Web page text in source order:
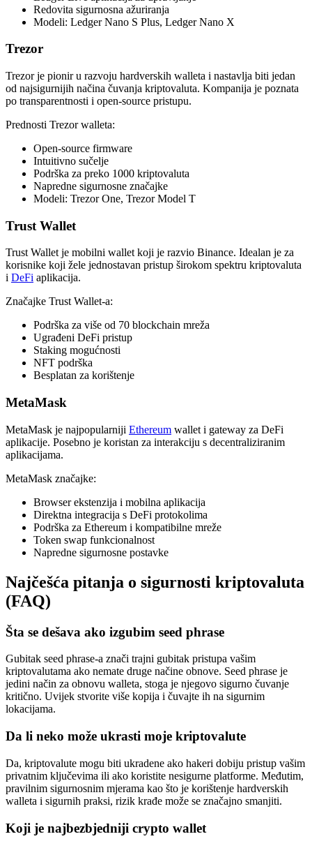
Redovita sigurnosna ažuriranja
Modeli: Ledger Nano S Plus, Ledger Nano X
Trezor
Trezor je pionir u razvoju hardverskih walleta i nastavlja biti jedan
od najsigurnijih načina čuvanja kriptovaluta. Kompanija je poznata
po transparentnosti i open-source pristupu.
Prednosti Trezor walleta:
Open-source firmware
Intuitivno sučelje
Podrška za preko 1000 kriptovaluta
Napredne sigurnosne značajke
Modeli: Trezor One, Trezor Model T
Trust Wallet
Trust Wallet je mobilni wallet koji je razvio Binance. Idealan je za
korisnike koji žele jednostavan pristup širokom spektru kriptovaluta
i DeFi aplikacija.
Značajke Trust Wallet-a:
Podrška za više od 70 blockchain mreža
Ugrađeni DeFi pristup
Staking mogućnosti
NFT podrška
Besplatan za korištenje
MetaMask
MetaMask je najpopularniji Ethereum wallet i gateway za DeFi
aplikacije. Posebno je koristan za interakciju s decentraliziranim
aplikacijama.
MetaMask značajke:
Browser ekstenzija i mobilna aplikacija
Direktna integracija s DeFi protokolima
Podrška za Ethereum i kompatibilne mreže
Token swap funkcionalnost
Napredne sigurnosne postavke
Najčešća pitanja o sigurnosti kriptovaluta
(FAQ)
Šta se dešava ako izgubim seed phrase
Gubitak seed phrase-a znači trajni gubitak pristupa vašim
kriptovalutama ako nemate druge načine obnove. Seed phrase je
jedini način za obnovu walleta, stoga je njegovo sigurno čuvanje
kritično. Uvijek stvorite više kopija i čuvajte ih na sigurnim
lokacijama.
Da li neko može ukrasti moje kriptovalute
Da, kriptovalute mogu biti ukradene ako hakeri dobiju pristup vašim
privatnim ključevima ili ako koristite nesigurne platforme. Međutim,
pravilnim sigurnosnim mjerama kao što je korištenje hardverskih
walleta i sigurnih praksi, rizik krađe može se značajno smanjiti.
Koji je najbezbjedniji crypto wallet